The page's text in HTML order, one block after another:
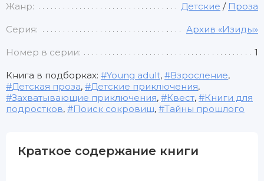
Жанр: Детские / Проза
Серия: Архив «Изиды»
Номер в серии: 1
Книга в подборках: Young adult, Взросление,
Детская проза, Детские приключения,
Захватывающие приключения, Квест,
Книги для
подростков, Поиск сокровищ, Тайны прошлого
Краткое содержание книги